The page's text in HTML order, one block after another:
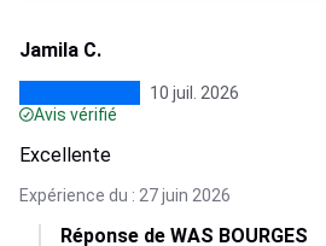
Jamila C.
10 juil. 2026
Avis vérifié
Excellente
Expérience du : 27 juin 2026
Réponse de WAS BOURGES